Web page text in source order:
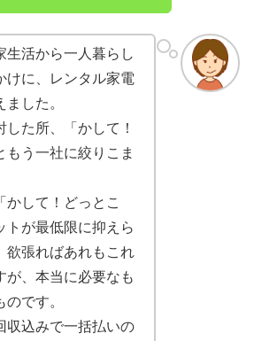
生活から一人暮らし
けに、レンタル家電
した。
した所、「かして！
もう一社に絞りこま
かして！どっとこ
トが最低限に抑えら
欲張ればあれもこれ
が、本当に必要なも
です。
収込みで一括払いの